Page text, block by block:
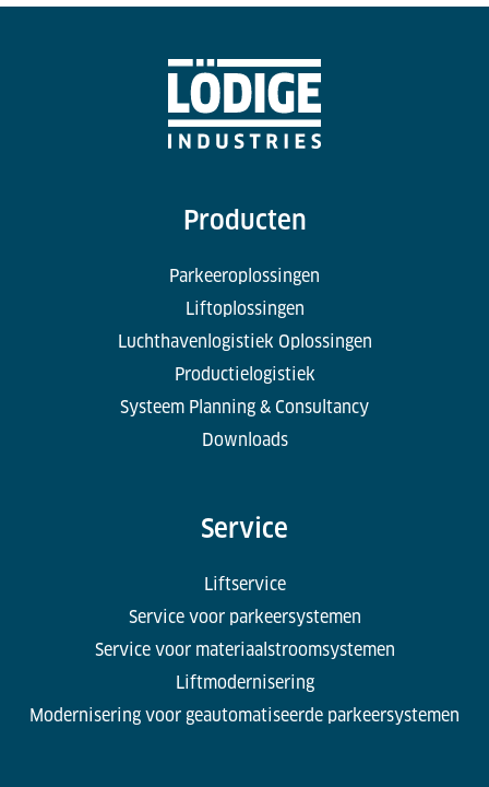
Producten
Parkeeroplossingen
Liftoplossingen
Luchthavenlogistiek Oplossingen
Productielogistiek
Systeem Planning & Consultancy
Downloads
Service
Liftservice
Service voor parkeersystemen
Service voor materiaalstroomsystemen
Liftmodernisering
Modernisering voor geautomatiseerde parkeersystemen